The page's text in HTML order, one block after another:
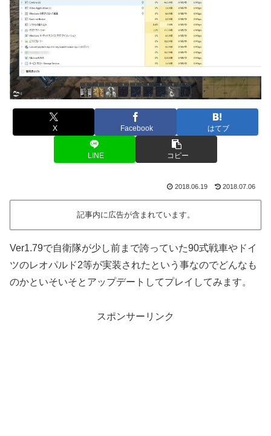
X Facebook はてブ
LINE コピー
2018.06.19 2018.07.06
記事内に広告が含まれています。
Ver1.79で自衛隊が少し前まで誇っていた90式戦車やドイ
ツのレオパルド2等が実装されたという事なのでどんなも
のかといそいそとアップデートしてプレイしてみます。
スポンサーリンク